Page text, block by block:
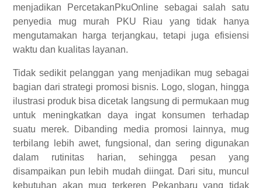
menjadikan PercetakanPkuOnline sebagai salah satu
penyedia mug murah PKU Riau yang tidak hanya
mengutamakan harga terjangkau, tetapi juga efisiensi
waktu dan kualitas layanan.
Tidak sedikit pelanggan yang menjadikan mug sebagai
bagian dari strategi promosi bisnis. Logo, slogan, hingga
ilustrasi produk bisa dicetak langsung di permukaan mug
untuk meningkatkan daya ingat konsumen terhadap
suatu merek. Dibanding media promosi lainnya, mug
terbilang lebih awet, fungsional, dan sering digunakan
dalam rutinitas harian, sehingga pesan yang
disampaikan pun lebih mudah diingat. Dari situ, muncul
kebutuhan akan mug terkeren Pekanbaru yang tidak